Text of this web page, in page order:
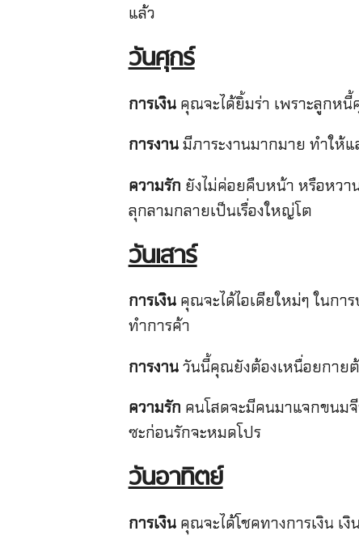
แล้ว
วันศุกร์
การเงิน คุณจะได้ยิ้มร่า เพราะลูกห
การงาน มีภาระงานมากมาย ทำให้
ความรัก ยังไม่ค่อยคืบหน้า หรือหวา
ลุกลามกลายเป็นเรื่องใหญ่โต
วันเสาร์
การเงิน คุณจะได้ไอเดียใหม่ๆ ในก
ทำการค้า
การงาน วันนี้คุณยังต้องเหนื่อยกาย
ความรัก คนโสดจะมีคนมาแจกขนม
ซะก่อนรักจะหมดโปร
วันอาทิตย์
การเงิน คุณจะได้โชคทางการเงิน เ